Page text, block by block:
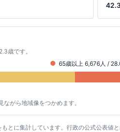
歳です。
65歳以上 6,676人 /
がら地域像をつかめます。
に集計しています。行政の公式公表値と